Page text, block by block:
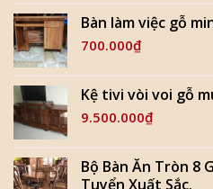
Bàn làm việc gỗ
700.000₫
Kệ tivi vòi voi gỗ
9.500.000₫
Bộ Bàn Ăn Tròn 8
Tuyển Xuất Sắc.